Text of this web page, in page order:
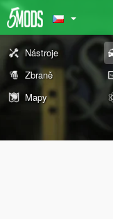
Nástroje
Zbraně
Mapy